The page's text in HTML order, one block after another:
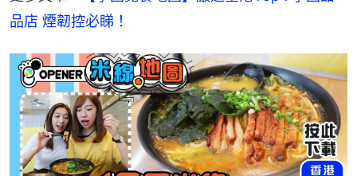
品店 煙韌控必睇！